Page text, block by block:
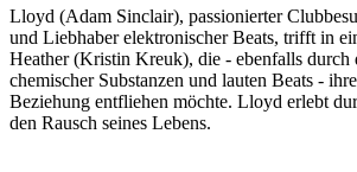
Lloyd (Adam Sinclair), passionierter
und Liebhaber elektronischer Beats, trifft in
Heather (Kristin Kreuk), die - ebenfalls durch
chemischer Substanzen und lauten Beats -
Beziehung entfliehen möchte. Lloyd erlebt
den Rausch seines Lebens.